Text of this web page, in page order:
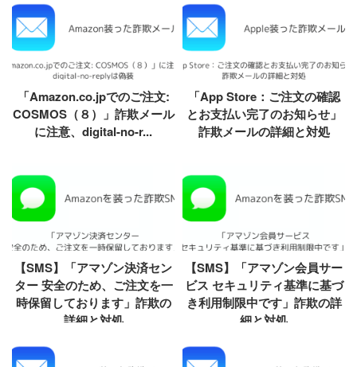
「Amazon.co.jpでのご注文:
COSMOS（８）」詐欺メール
に注意、digital-no-r...
「App Store：ご注文の確認
とお支払い完了のお知らせ」
詐欺メールの詳細と対処
【SMS】「アマゾン決済セン
ター 安全のため、ご注文を一
時保留しております」詐欺の
詳細と対処
【SMS】「アマゾン会員サー
ビス セキュリティ基準に基づ
き利用制限中です」詐欺の詳
細と対処